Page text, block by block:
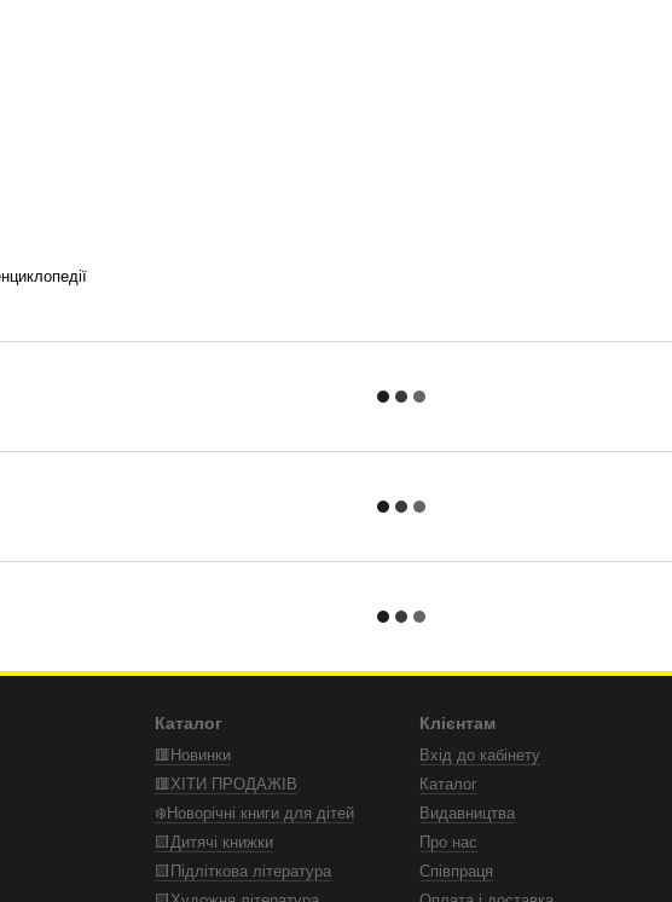
Каталог
🟥Новинки
🟥ХІТИ ПРОДАЖІВ
❄️Новорічні книги для дітей
🟨Дитячі книжки
🟨Підліткова література
Клієнтам
Вхід до кабінету
Каталог
Видавництва
Про нас
Співпраця